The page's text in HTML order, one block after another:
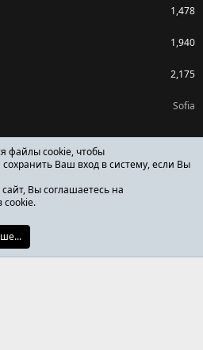
1,478
1,940
2,175
Sofia
файлы cookie, чтобы
Ваш вход в систему, если Вы
Вы соглашаетесь на
cookie.